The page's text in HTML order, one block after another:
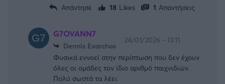
Απάντησε
18 Likes 1 Απαντήσεις
G7OVANN7
Dennis Exarchos
24/01/2026 - 13:11
Φυσικά εννοεί στην περίπτωση που δεν έχουν
όλες οι ομάδες τον ίδιο αριθμό παιχνιδιών.
Πολύ σωστά τα λέει.